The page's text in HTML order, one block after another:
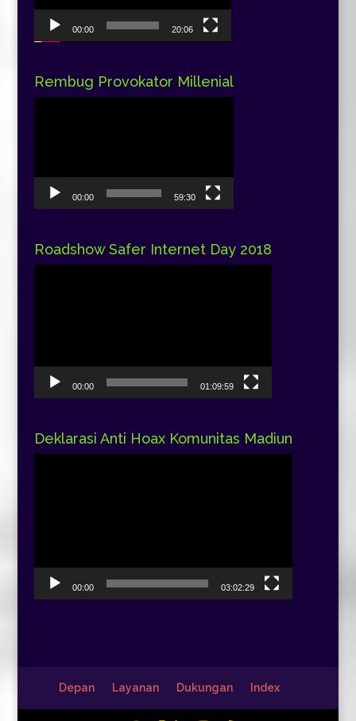
00:00 20:06
Rembug Provokator Millenial
00:00 59:30
Roadshow Safer Internet Day 2018
00:00 01:09:59
Deklarasi Anti Hoax Komunitas Madiun
00:00 03:02:29
Depan Layanan Dukungan Index